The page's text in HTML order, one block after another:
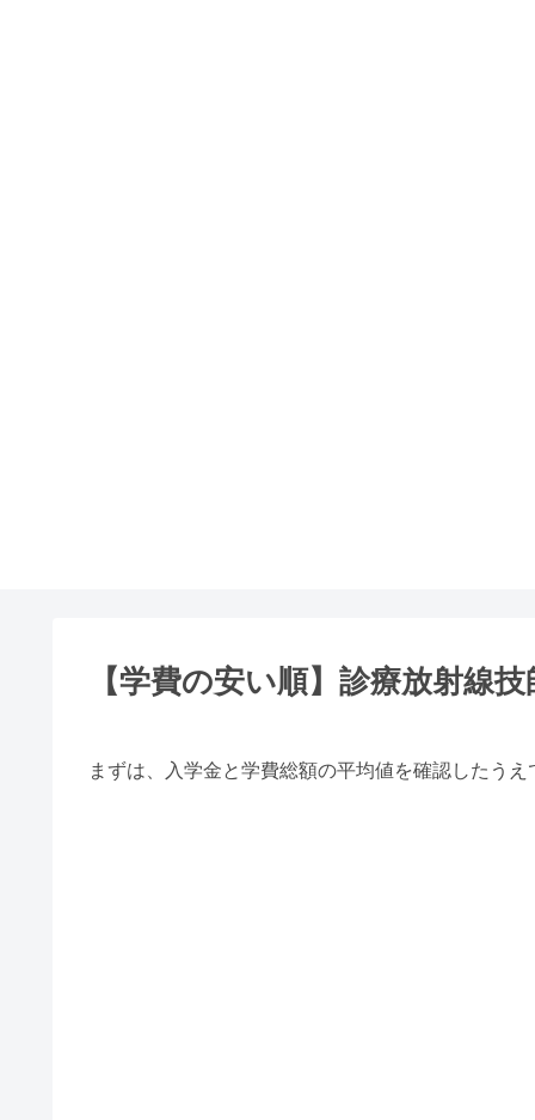
【学費の安い順】診療放射線
まずは、入学金と学費総額の平均値を確認したう